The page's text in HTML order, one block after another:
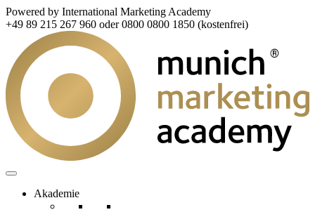
Powered by International Marketing Academy
+49 89 215 267 960 oder 0800 0800 1850 (kostenfrei)
Akademie